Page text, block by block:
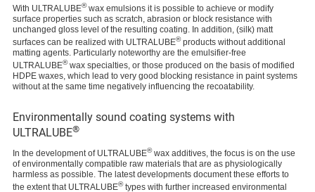
With ULTRALUBE®wax emulsions it is possible to achieve or modify
surface properties such as scratch, abrasion or block resistance with
unchanged gloss level of the resulting coating. In addition, (silk) matt
surfaces can be realized with ULTRALUBE®products without additional
matting agents. Particularly noteworthy are the emulsifier-free
ULTRALUBE®wax specialties, or those produced on the basis of modified
HDPE waxes, which lead to very good blocking resistance in paint systems
without at the same time negatively influencing the recoatability.
Environmentally sound coating systems with
ULTRALUBE®
In the development of ULTRALUBE®wax additives, the focus is on the use
of environmentally compatible raw materials that are as physiologically
harmless as possible. The latest developments document these efforts to
the extent that ULTRALUBE®types with further increased environmental